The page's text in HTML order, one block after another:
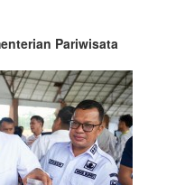
Pariwisata